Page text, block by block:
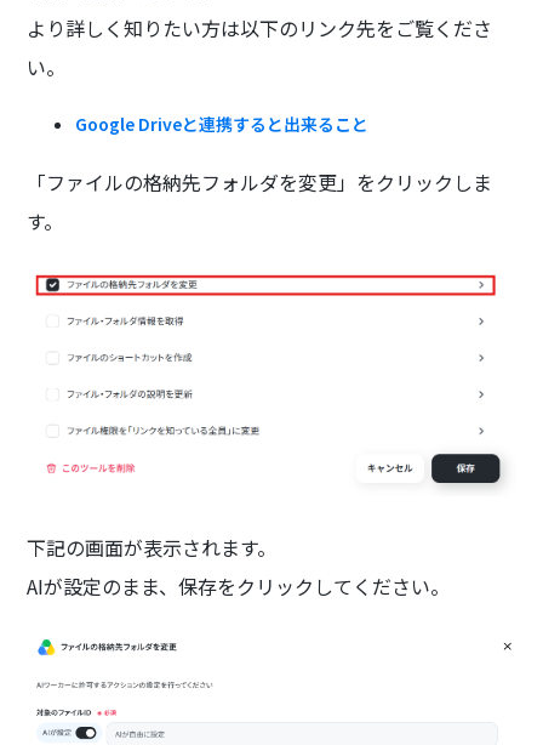
より詳しく知りたい方は以下のリンク先をご覧くださ
い。
Google Driveと連携すると出来ること
「ファイルの格納先フォルダを変更」をクリックしま
す。
下記の画面が表示されます。
AIが設定のまま、保存をクリックしてください。